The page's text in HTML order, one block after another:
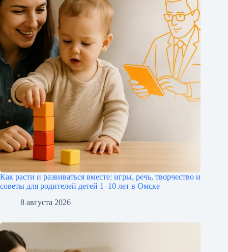
Как расти и развиваться вместе: игры, речь, творчество и
советы для родителей детей 1–10 лет в Омске
8 августа 2026